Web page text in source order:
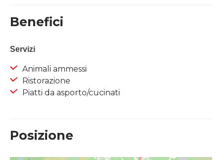
Benefici
Servizi
Animali ammessi
Ristorazione
Piatti da asporto/cucinati
Posizione